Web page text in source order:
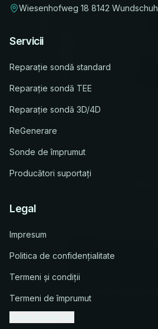
Wiesenhofweg 18 8142 Wundschuh
Servicii
Reparație sondă standard
Reparație sondă TEE
Reparație sondă 3D/4D
ReGenerare
Sonde de împrumut
Producători suportați
Legal
Impresum
Politica de confidențialitate
Termeni și condiții
Termeni de împrumut